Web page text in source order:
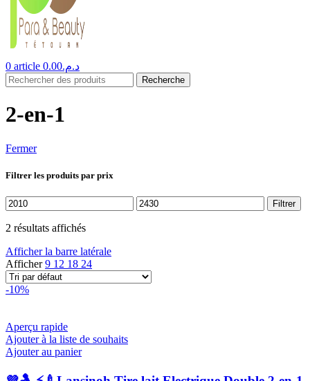
0 article د.م.0.00
Recherche
2-en-1
Fermer
Filtrer les produits par prix
Prix
min
Prix
max
Filtrer
2 résultats affichés
Afficher la barre latérale
Afficher9 12 18 24
-10%
Aperçu rapide
Ajouter à la liste de souhaits
Ajouter au panier